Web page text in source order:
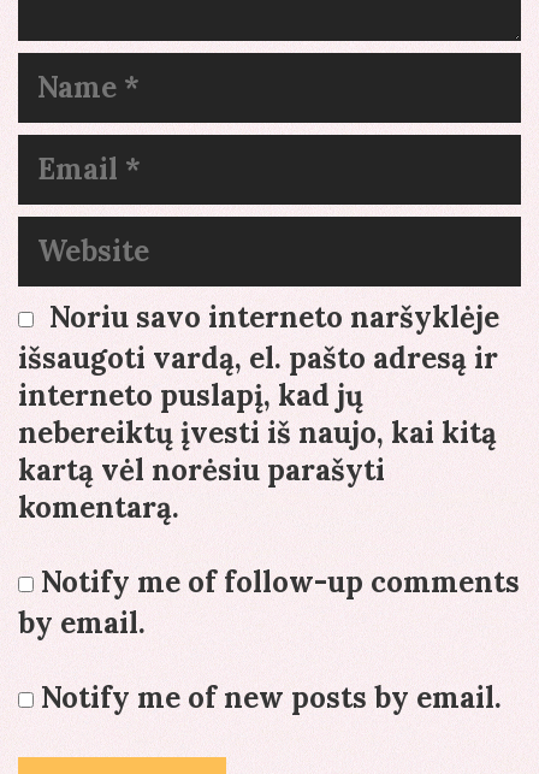
Name
Email
Website
Noriu savo interneto naršyklėje
išsaugoti vardą, el. pašto adresą ir
interneto puslapį, kad jų
nebereiktų įvesti iš naujo, kai kitą
kartą vėl norėsiu parašyti
komentarą.
Notify me of follow-up comments
by email.
Notify me of new posts by email.